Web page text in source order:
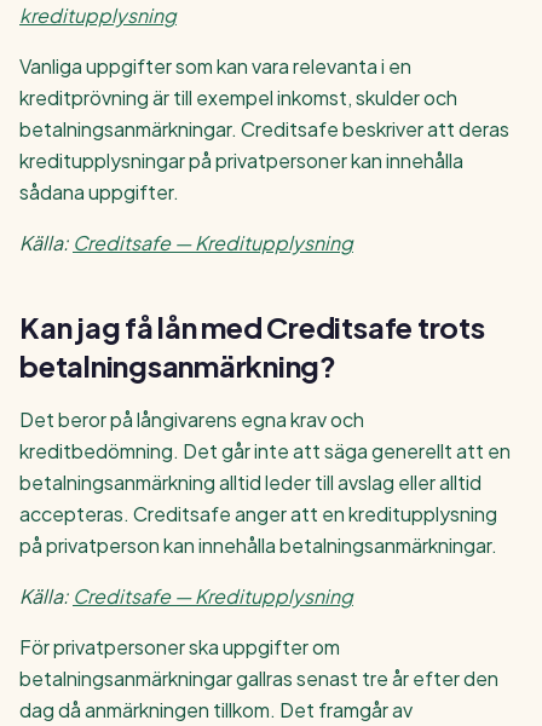
kreditupplysning
Vanliga uppgifter som kan vara relevanta i en
kreditprövning är till exempel inkomst, skulder och
betalningsanmärkningar. Creditsafe beskriver att deras
kreditupplysningar på privatpersoner kan innehålla
sådana uppgifter.
Källa: Creditsafe — Kreditupplysning
Kan jag få lån med Creditsafe trots
betalningsanmärkning?
Det beror på långivarens egna krav och
kreditbedömning. Det går inte att säga generellt att en
betalningsanmärkning alltid leder till avslag eller alltid
accepteras. Creditsafe anger att en kreditupplysning
på privatperson kan innehålla betalningsanmärkningar.
Källa: Creditsafe — Kreditupplysning
För privatpersoner ska uppgifter om
betalningsanmärkningar gallras senast tre år efter den
dag då anmärkningen tillkom. Det framgår av